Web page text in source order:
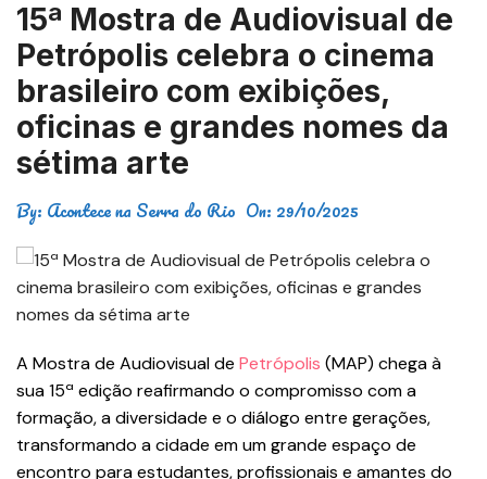
15ª Mostra de Audiovisual de
Petrópolis celebra o cinema
brasileiro com exibições,
oficinas e grandes nomes da
sétima arte
By: Acontece na Serra do Rio On: 29/10/2025
A Mostra de Audiovisual de Petrópolis (MAP) chega à
sua 15ª edição reafirmando o compromisso com a
formação, a diversidade e o diálogo entre gerações,
transformando a cidade em um grande espaço de
encontro para estudantes, profissionais e amantes do